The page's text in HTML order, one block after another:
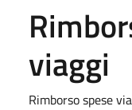
viaggi
Rimborso spese